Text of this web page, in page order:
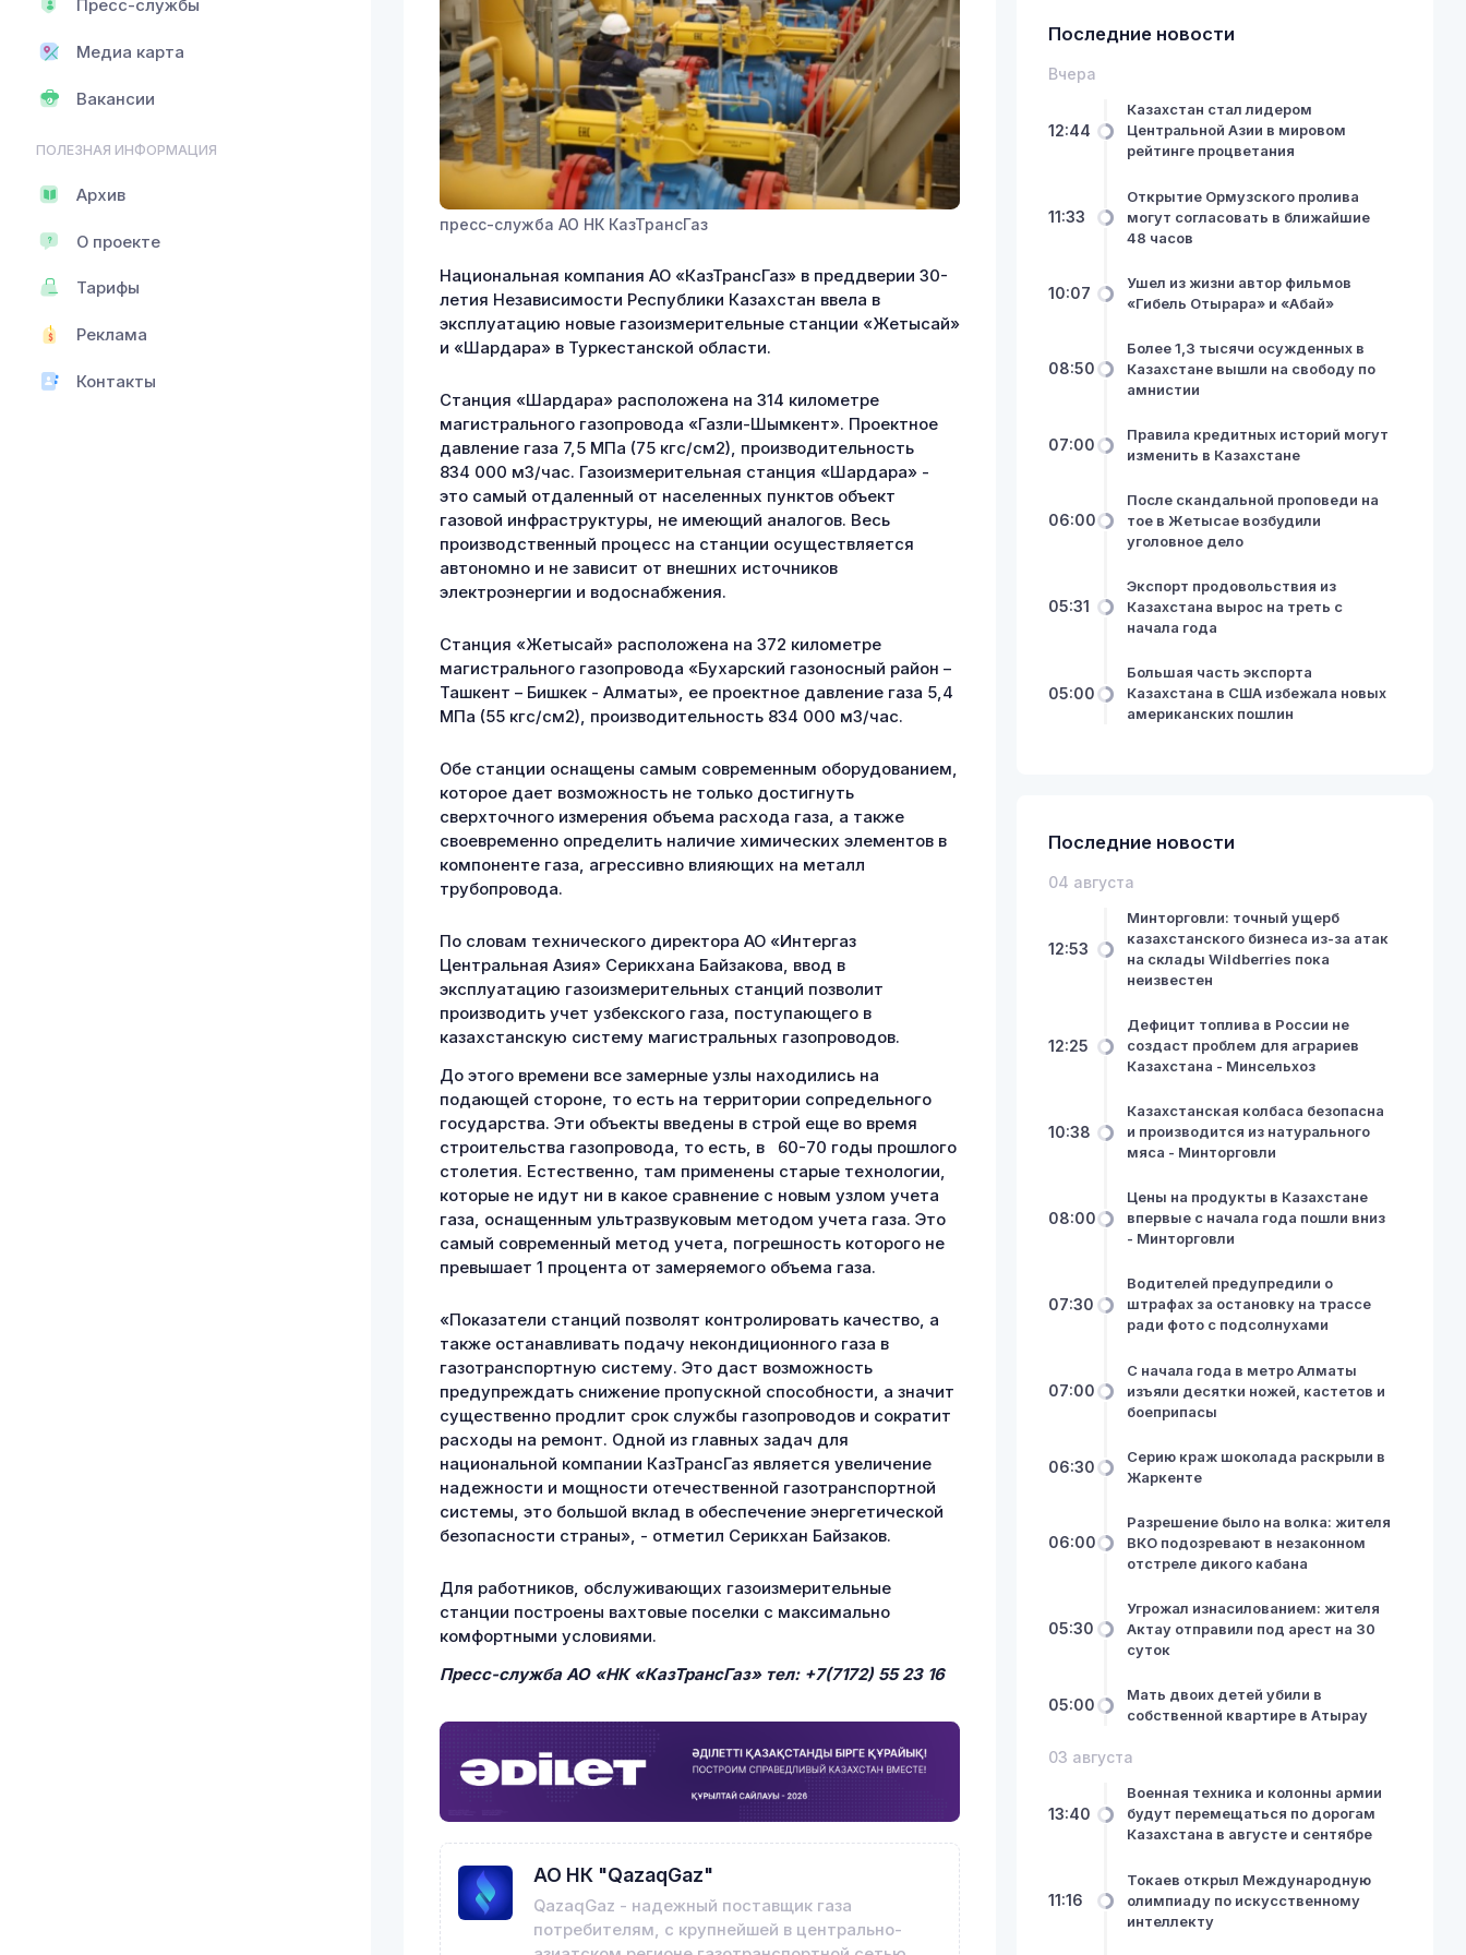
Пресс-службы
Медиа карта
Вакансии
ПОЛЕЗНАЯ ИНФОРМАЦИЯ
Архив
О проекте
Тарифы
Реклама
Контакты
пресс-служба АО НК КазТрансГаз
Национальная компания АО «КазТрансГаз» в преддверии 30-
летия Независимости Республики Казахстан ввела в
эксплуатацию новые газоизмерительные станции «Жетысай»
и «Шардара» в Туркестанской области.
Станция «Шардара» расположена на 314 километре
магистрального газопровода «Газли-Шымкент». Проектное
давление газа 7,5 МПа (75 кгс/см2), производительность
834 000 м3/час. Газоизмерительная станция «Шардара» -
это самый отдаленный от населенных пунктов объект
газовой инфраструктуры, не имеющий аналогов. Весь
производственный процесс на станции осуществляется
автономно и не зависит от внешних источников
электроэнергии и водоснабжения.
Станция «Жетысай» расположена на 372 километре
магистрального газопровода «Бухарский газоносный район –
Ташкент – Бишкек - Алматы», ее проектное давление газа 5,4
МПа (55 кгс/см2), производительность 834 000 м3/час.
Обе станции оснащены самым современным оборудованием,
которое дает возможность не только достигнуть
сверхточного измерения объема расхода газа, а также
своевременно определить наличие химических элементов в
компоненте газа, агрессивно влияющих на металл
трубопровода.
По словам технического директора АО «Интергаз
Центральная Азия» Серикхана Байзакова, ввод в
эксплуатацию газоизмерительных станций позволит
производить учет узбекского газа, поступающего в
казахстанскую систему магистральных газопроводов.
До этого времени все замерные узлы находились на
подающей стороне, то есть на территории сопредельного
государства. Эти объекты введены в строй еще во время
строительства газопровода, то есть, в 60-70 годы прошлого
столетия. Естественно, там применены старые технологии,
которые не идут ни в какое сравнение с новым узлом учета
газа, оснащенным ультразвуковым методом учета газа. Это
самый современный метод учета, погрешность которого не
превышает 1 процента от замеряемого объема газа.
«Показатели станций позволят контролировать качество, а
также останавливать подачу некондиционного газа в
газотранспортную систему. Это даст возможность
предупреждать снижение пропускной способности, а значит
существенно продлит срок службы газопроводов и сократит
расходы на ремонт. Одной из главных задач для
национальной компании КазТрансГаз является увеличение
надежности и мощности отечественной газотранспортной
системы, это большой вклад в обеспечение энергетической
безопасности страны», - отметил Серикхан Байзаков.
Для работников, обслуживающих газоизмерительные
станции построены вахтовые поселки с максимально
комфортными условиями.
Пресс-служба АО «НК «КазТрансГаз» тел: +7(7172) 55 23 16
АО НК "QazaqGaz"
QazaqGaz - надежный поставщик газа
потребителям, с крупнейшей в центрально-
Последние новости
Вчера
12:44
Казахстан стал лидером
Центральной Азии в мировом
рейтинге процветания
11:33
Открытие Ормузского пролива
могут согласовать в ближайшие
48 часов
10:07
Ушел из жизни автор фильмов
«Гибель Отырара» и «Абай»
08:50
Более 1,3 тысячи осужденных в
Казахстане вышли на свободу по
амнистии
07:00
Правила кредитных историй могут
изменить в Казахстане
06:00
После скандальной проповеди на
тое в Жетысае возбудили
уголовное дело
05:31
Экспорт продовольствия из
Казахстана вырос на треть с
начала года
05:00
Большая часть экспорта
Казахстана в США избежала новых
американских пошлин
Последние новости
04 августа
12:53
Минторговли: точный ущерб
казахстанского бизнеса из-за атак
на склады Wildberries пока
неизвестен
12:25
Дефицит топлива в России не
создаст проблем для аграриев
Казахстана - Минсельхоз
10:38
Казахстанская колбаса безопасна
и производится из натурального
мяса - Минторговли
08:00
Цены на продукты в Казахстане
впервые с начала года пошли вниз
- Минторговли
07:30
Водителей предупредили о
штрафах за остановку на трассе
ради фото с подсолнухами
07:00
С начала года в метро Алматы
изъяли десятки ножей, кастетов и
боеприпасы
06:30
Серию краж шоколада раскрыли в
Жаркенте
06:00
Разрешение было на волка: жителя
ВКО подозревают в незаконном
отстреле дикого кабана
05:30
Угрожал изнасилованием: жителя
Актау отправили под арест на 30
суток
05:00
Мать двоих детей убили в
собственной квартире в Атырау
03 августа
13:40
Военная техника и колонны армии
будут перемещаться по дорогам
Казахстана в августе и сентябре
11:16
Токаев открыл Международную
олимпиаду по искусственному
интеллекту